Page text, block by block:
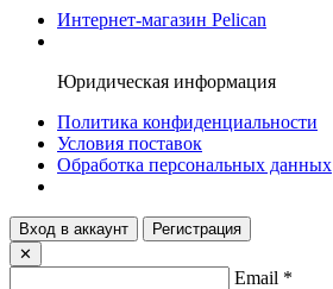
Интернет-магазин Pelican
Юридическая информация
Политика конфиденциальности
Условия поставок
Обработка персональных данных
Вход в аккаунт
Регистрация
✕
Email *